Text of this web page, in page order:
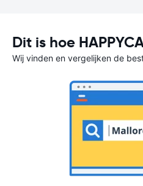
Dit is hoe
Wij vinden en vergelijken de